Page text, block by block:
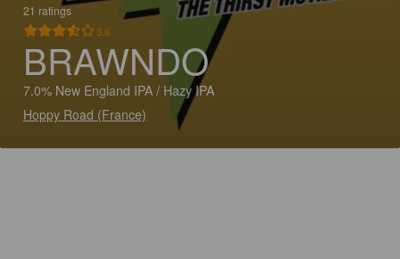
21 ratings
3.6
BRAWNDO
7.0% New England IPA / Hazy IPA
Hoppy Road (France)